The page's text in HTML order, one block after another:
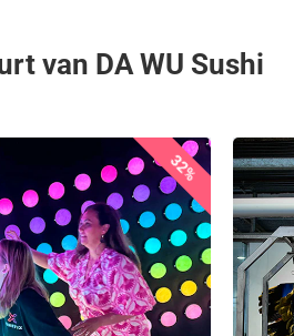
van DA WU Sushi
32%